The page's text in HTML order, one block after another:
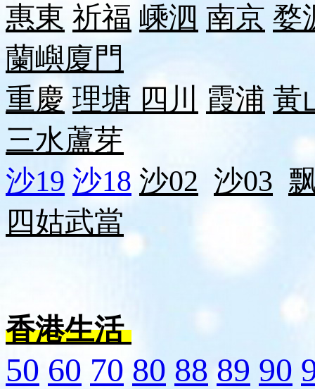
惠東 祈福 嵊泗 南京 婺
蘭嶼廈門
重慶 理塘 四川 霞浦 黃
三水蘆芽
沙19 沙18 沙02 沙03
四姑武當
香港生活
50 60 70 80 88 89 90